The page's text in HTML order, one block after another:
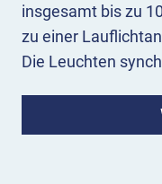
insgesamt bis zu
zu einer
Die Leuchten
Mittels der